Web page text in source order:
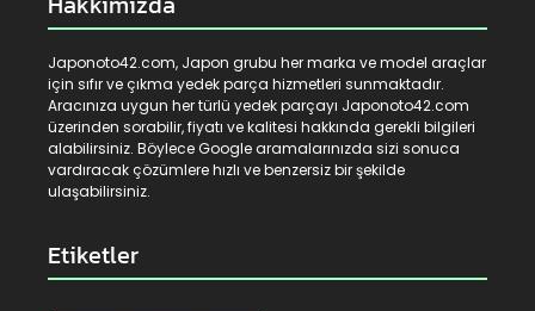
Japonoto42.com, Japon grubu her marka ve model araçlar
için sıfır ve çıkma yedek parça hizmetleri sunmaktadır.
Aracınıza uygun her türlü yedek parçayı Japonoto42.com
üzerinden sorabilir, fiyatı ve kalitesi hakkında gerekli bilgileri
alabilirsiniz. Böylece Google aramalarınızda sizi sonuca
vardıracak çözümlere hızlı ve benzersiz bir şekilde
ulaşabilirsiniz.
Etiketler